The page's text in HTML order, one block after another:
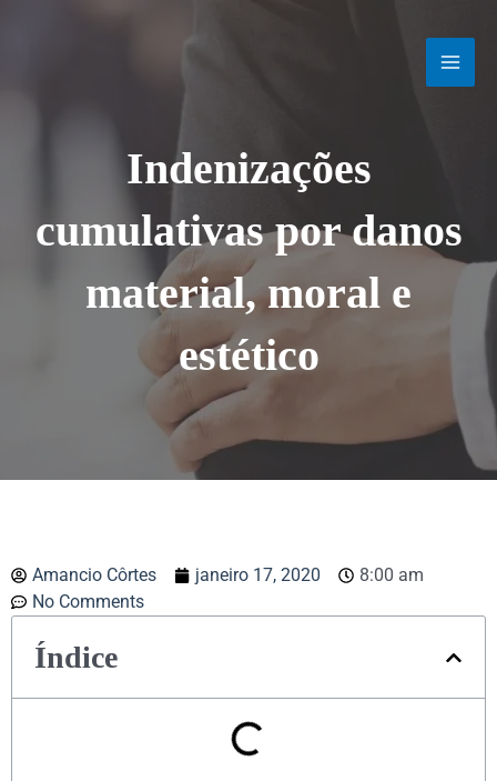
Indenizações
cumulativas por danos
material, moral e
estético
Amancio Côrtes janeiro 17, 2020
8:00 am
No Comments
Índice